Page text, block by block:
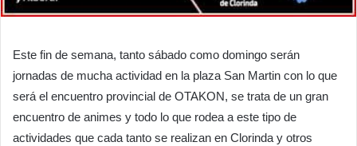
Este fin de semana, tanto sábado como domingo serán
jornadas de mucha actividad en la plaza San Martin con lo que
será el encuentro provincial de OTAKON, se trata de un gran
encuentro de animes y todo lo que rodea a este tipo de
actividades que cada tanto se realizan en Clorinda y otros